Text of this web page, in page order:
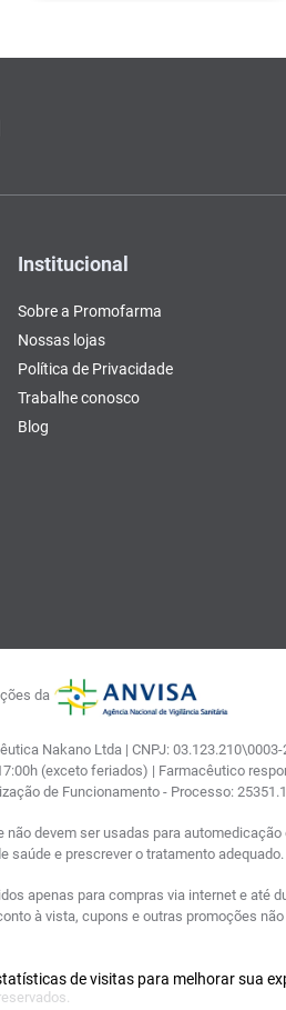
de visitas para melhorar sua
Institucional
Sobre a Promofarma
Nossas lojas
Política de Privacidade
Trabalhe conosco
Blog
da
Nakano Ltda | CNPJ:
(exceto feriados) | Farmacêutico
de Funcionamento - Processo:
devem ser usadas para
saúde e prescrever o tratamento
apenas para compras via internet e
à vista, cupons e outras promoções